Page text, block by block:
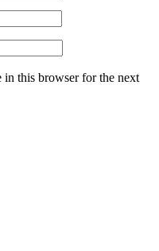
in this browser for the next